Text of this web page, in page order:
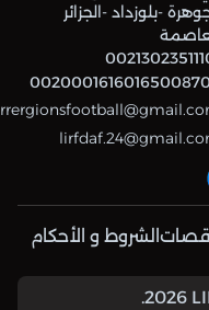
-بلوزداد -الجزائر
الشروط و الأحكام